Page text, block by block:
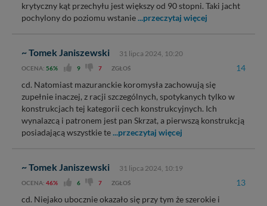
krytyczny kąt przechyłu jest większy od 90 stopni. Taki jacht
pochylony do poziomu wstanie...przeczytaj więcej
~ Tomek Janiszewski 31 lipca 2024, 10:20
OCENA: 56% 9 7 ZGŁOŚ 14
cd. Natomiast mazuranckie koromysła zachowują się
zupełnie inaczej, z racji szczególnych, spotykanych tylko w
konstrukcjach tej kategorii cech konstrukcyjnych. Ich
wynalazcą i patronem jest pan Skrzat, a pierwszą konstrukcją
posiadającą wszystkie te...przeczytaj więcej
~ Tomek Janiszewski 31 lipca 2024, 10:19
OCENA: 46% 6 7 ZGŁOŚ 13
cd. Niejako ubocznie okazało się przy tym że szerokie i